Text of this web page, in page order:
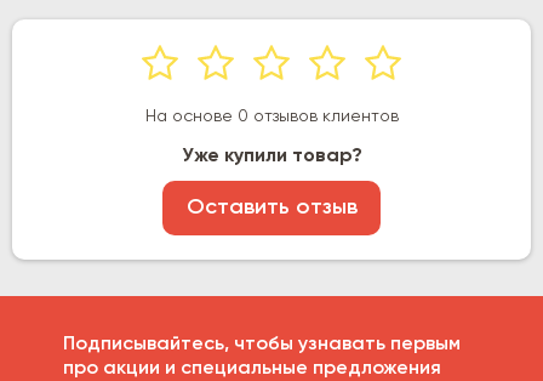
На основе 0 отзывов клиентов
Уже купили товар?
Оставить отзыв
Подписывайтесь, чтобы узнавать первым
про акции и специальные предложения